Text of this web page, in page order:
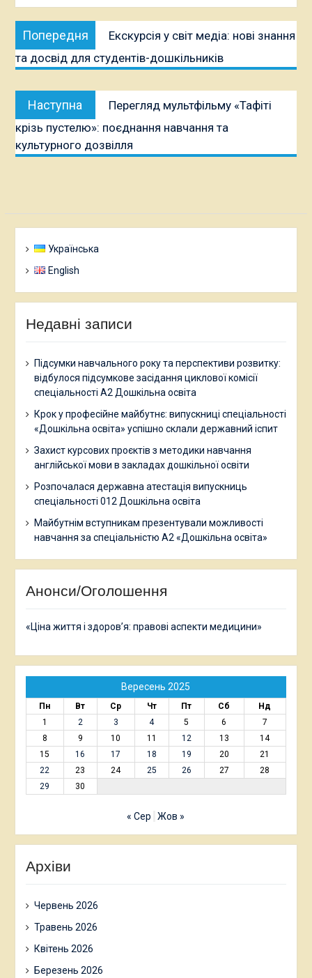
Навігація
записів
Попередня
публікація:
Екскурсія у світ медіа: нові знання
та досвід для студентів-дошкільників
Наступна
публікація:
Перегляд мультфільму «Тафіті
крізь пустелю»: поєднання навчання та
культурного дозвілля
Українська
English
Недавні записи
Підсумки навчального року та перспективи розвитку:
відбулося підсумкове засідання циклової комісії
спеціальності А2 Дошкільна освіта
Крок у професійне майбутнє: випускниці спеціальності
«Дошкільна освіта» успішно склали державний іспит
Захист курсових проєктів з методики навчання
англійської мови в закладах дошкільної освіти
Розпочалася державна атестація випускниць
спеціальності 012 Дошкільна освіта
Майбутнім вступникам презентували можливості
навчання за спеціальністю А2 «Дошкільна освіта»
Анонси/Оголошення
«Ціна життя і здоров’я: правові аспекти медицини»
Вересень 2025
Пн Вт Ср Чт Пт Сб
Нд
1
2 3 4 5 6
7
8
9 10 11 12 13
14
15
16 17 18 19 20
21
22
23 24 25 26 27
28
29
30
« Сер Жов »
Архіви
Червень 2026
Травень 2026
Квітень 2026
Березень 2026